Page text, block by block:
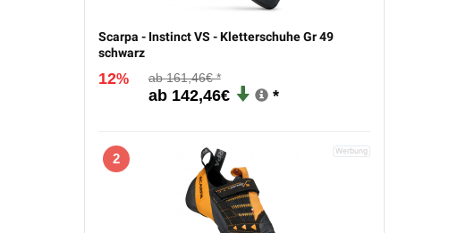
Scarpa - Instinct VS - Kletterschuhe Gr 49
schwarz
12% 161,46€
142,46€
2